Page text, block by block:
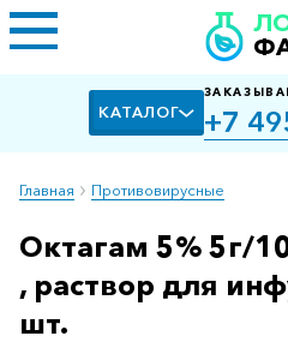
КАТАЛОГ +7
Главная Противовирусные
Алкоголизм,
Альцгеймера
болезнь
Октагам 5% 5г/
, раствор для
шт.